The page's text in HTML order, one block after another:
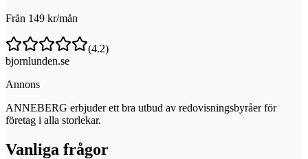
Från 149 kr/mån
(4.2)
bjornlunden.se
Annons
ANNEBERG erbjuder ett bra utbud av redovisningsbyråer för
företag i alla storlekar.
Vanliga frågor